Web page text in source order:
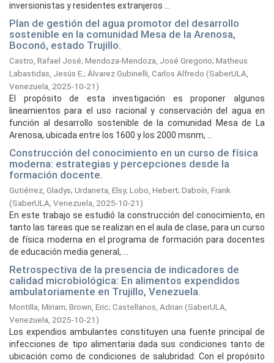
inversionistas y residentes extranjeros ...
Plan de gestión del agua promotor del desarrollo
sostenible en la comunidad Mesa de la Arenosa,
Boconó, estado Trujillo.
Castro, Rafael José; Mendoza-Mendoza, José Gregorio; Matheus
Labastidas, Jesús E.; Álvarez Gubinelli, Carlos Alfredo (SaberULA,
Venezuela, 2025-10-21)
El propósito de esta investigación es proponer algunos
lineamientos para el uso racional y conservación del agua en
función al desarrollo sostenible de la comunidad Mesa de La
Arenosa, ubicada entre los 1600 y los 2000 msnm, ...
Construcción del conocimiento en un curso de física
moderna: estrategias y percepciones desde la
formación docente.
Gutiérrez, Gladys; Urdaneta, Elsy; Lobo, Hebert; Daboín, Frank
(SaberULA, Venezuela, 2025-10-21)
En este trabajo se estudió la construcción del conocimiento, en
tanto las tareas que se realizan en el aula de clase, para un curso
de física moderna en el programa de formación para docentes
de educación media general, ...
Retrospectiva de la presencia de indicadores de
calidad microbiológica: En alimentos expendidos
ambulatoriamente en Trujillo, Venezuela.
Montilla, Miriam; Brown, Eric; Castellanos, Adrian (SaberULA,
Venezuela, 2025-10-21)
Los expendios ambulantes constituyen una fuente principal de
infecciones de tipo alimentaria dada sus condiciones tanto de
ubicación como de condiciones de salubridad. Con el propósito